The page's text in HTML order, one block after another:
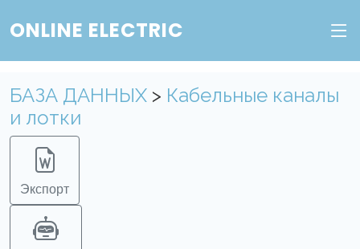
ONLINE ELECTRIC
БАЗА ДАННЫХ > Кабельные каналы
и лотки
Экспорт
получить доступ ко всем сервисам "Онлайн